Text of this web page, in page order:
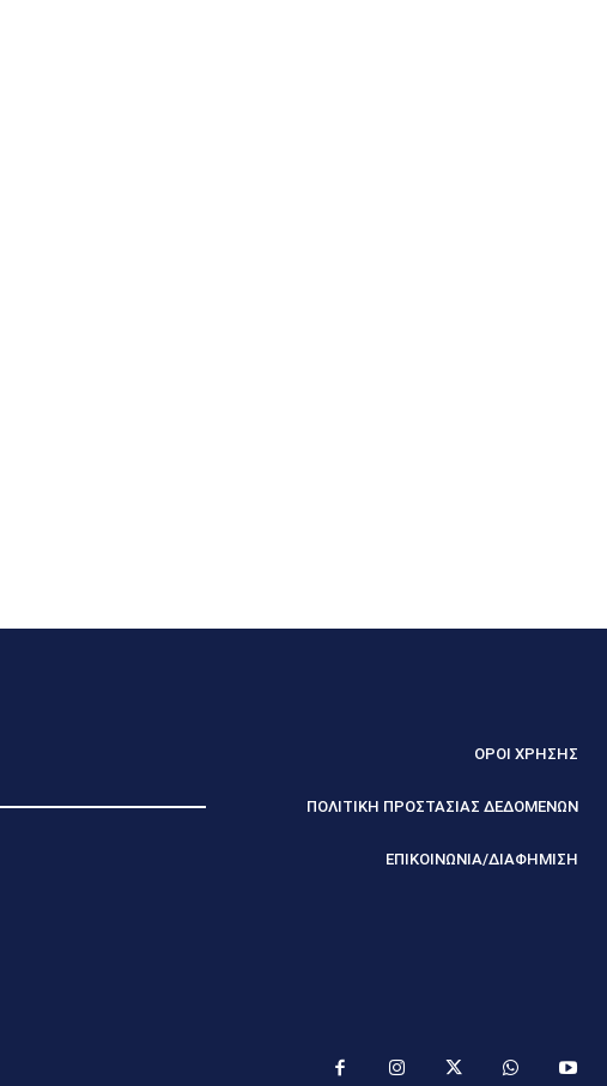
ΟΡΟΙ ΧΡΗΣΗΣ
ΠΟΛΙΤΙΚΗ ΠΡΟΣΤΑΣΙΑΣ ΔΕΔΟΜΕΝΩΝ
ΕΠΙΚΟΙΝΩΝΙΑ/ΔΙΑΦΗΜΙΣΗ